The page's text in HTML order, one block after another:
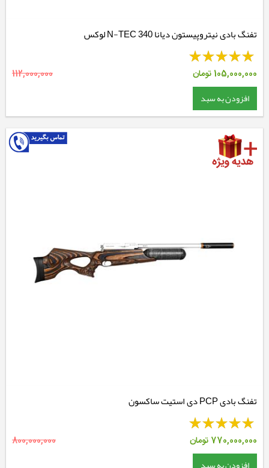
تفنگ بادی نیتروپیستون دیانا 340 N-TEC لوکس
105,000,000 تومان 112,000,000
افزودن به سبد
تفنگ بادی PCP دی استیت ساکسون
770,000,000 تومان 800,000,000